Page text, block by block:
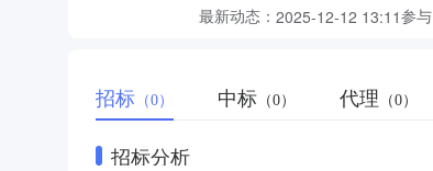
最新动态： 2025-12-12 13:11参与
招标 （0） 中标 （0） 代理 （0）
招标分析